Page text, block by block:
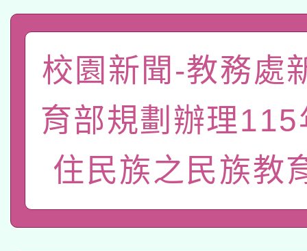
關事宜
轉知教育部國民及學前
國立臺灣師範大學辦理
年度健康促進學校輔導
業成長研習」實施計畫
函轉國家教育研究院中
原住民族教育政策研討
族教育國際趨勢與發展
新北市政府教育局辦理
師專業成長研習實施計
方素養工作坊新北場」
函轉國立臺灣師範大學
族語言臺北學習中心
「族語學習班」招生簡
轉知有關國立成功大學
年度COVID-19疫苗接
轉知經濟部水利署委託
校園新聞-教務處
育部規劃辦理
住民族之民族教